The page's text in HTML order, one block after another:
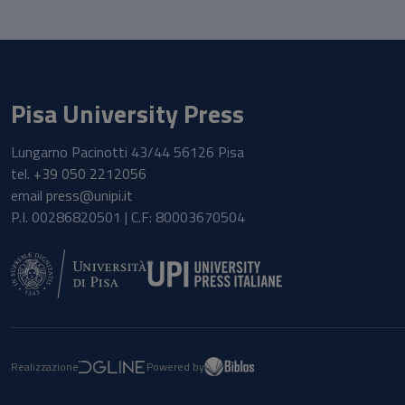
Pisa University Press
Lungarno Pacinotti 43/44 56126 Pisa
tel. +39 050 2212056
email press@unipi.it
P.I. 00286820501 | C.F: 80003670504
Realizzazione Powered by